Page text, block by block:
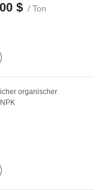
$ / Ton
organischer